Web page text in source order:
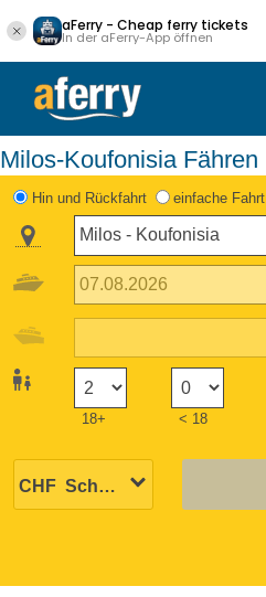
aFerry - Cheap ferry tickets
In der aFerry-App öffnen
Milos-Koufonisia Fähren
Hin und Rückfahrt einfache Fahrt
18+ < 18